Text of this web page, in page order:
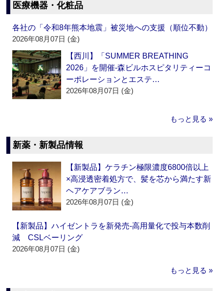
医療機器・化粧品
各社の「令和8年熊本地震」被災地への支援（順位不動）
2026年08月07日 (金)
【西川】「SUMMER BREATHING
2026」を開催‐森ビルホスピタリティーコ
ーポレーションとエステ…
2026年08月07日 (金)
もっと見る »
新薬・新製品情報
【新製品】ケラチン極限濃度6800倍以上
×高浸透密着処方で、髪を芯から満たす新
ヘアケアブラン…
2026年08月07日 (金)
【新製品】ハイゼントラを新発売‐高用量化で投与本数削
減 CSLベーリング
2026年08月07日 (金)
もっと見る »